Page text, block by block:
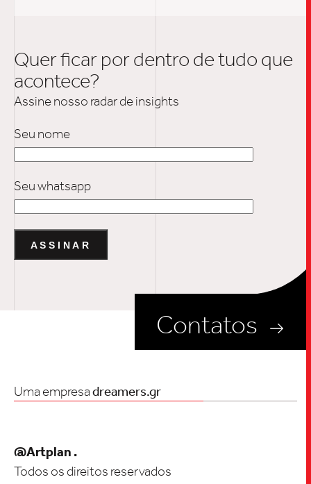
Quer ficar por dentro de tudo que
acontece?
Assine nosso radar de insights
Seu nome
Seu whatsapp
Contatos
Uma empresadreamers.gr
@Artplan .
Todos os direitos reservados